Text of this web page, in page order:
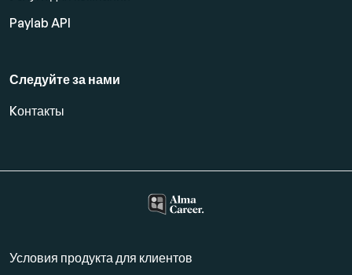
Paylab API
Следуйте за нами
Kонтакты
Условия продукта для клиентов